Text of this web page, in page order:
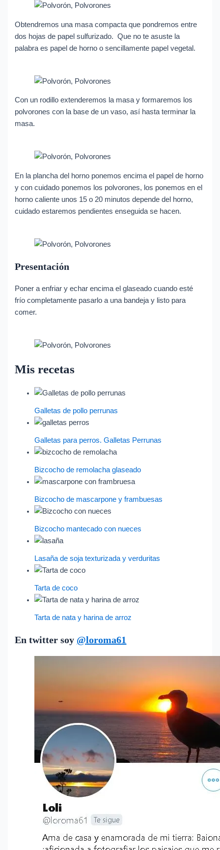
Obtendremos una masa compacta que pondremos entre
dos hojas de papel sulfurizado. Que no te asuste la
palabra es papel de horno o sencillamente papel vegetal.
Con un rodillo extenderemos la masa y formaremos los
polvorones con la base de un vaso, así hasta terminar la
masa.
En la plancha del horno ponemos encima el papel de horno
y con cuidado ponemos los polvorones, los ponemos en el
horno caliente unos 15 o 20 minutos depende del horno,
cuidado estaremos pendientes enseguida se hacen.
Presentación
Poner a enfriar y echar encima el glaseado cuando esté
frío completamente pasarlo a una bandeja y listo para
comer.
Mis recetas
Galletas de pollo perrunas
Galletas para perros. Galletas Perrunas
Bizcocho de remolacha glaseado
Bizcocho de mascarpone y frambuesas
Bizcocho mantecado con nueces
Lasaña de soja texturizada y verduritas
Tarta de coco
Tarta de nata y harina de arroz
En twitter soy @loroma61